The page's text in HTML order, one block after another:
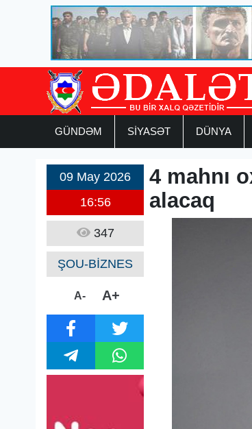
GÜNDƏM SİYASƏT DÜNYA
09 May 2026
16:56
347
ŞOU-BİZNES
A- A+
4 mahnı
alacaq